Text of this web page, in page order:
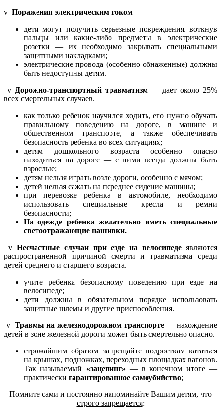
v Поражения электрическим током —
дети могут получить серьезные повреждения, воткнув
пальцы или какие-либо предметы в электрические
розетки — их необходимо закрывать специальными
защитными накладками;
электрические провода (особенно обнаженные) должны
быть недоступны детям.
v Дорожно-транспортный травматизм— дает около 25%
всех смертельных случаев.
как только ребенок научился ходить, его нужно обучать
правильному поведению на дороге, в машине и
общественном транспорте, а также обеспечивать
безопасность ребенка во всех ситуациях;
детям дошкольного возраста особенно опасно
находиться на дороге — с ними всегда должны быть
взрослые;
детям нельзя играть возле дороги, особенно с мячом;
детей нельзя сажать на переднее сидение машины;
при перевозке ребенка в автомобиле, необходимо
использовать специальные кресла и ремни
безопасности;
На одежде ребенка желательно иметь специальные
светоотражающие нашивки.
v Несчастные случаи при езде на велосипеде являются
распространенной причиной смерти и травматизма среди
детей среднего и старшего возраста.
учите ребенка безопасному поведению при езде на
велосипеде;
дети должны в обязательном порядке использовать
защитные шлемы и другие приспособления.
v Травмы на железнодорожном транспорте — нахождение
детей в зоне железной дороги может быть смертельно опасно.
строжайшим образом запрещайте подросткам кататься
на крышах, подножках, переходных площадках вагонов.
Так называемый «зацепинг» — в конечном итоге —
практически гарантированное самоубийство;
Помните сами и постоянно напоминайте Вашим детям, что
строго запрещается: